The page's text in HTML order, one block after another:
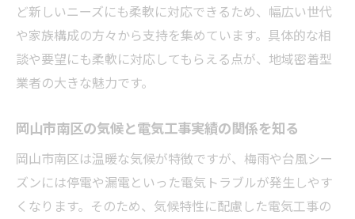
ど新しいニーズにも柔軟に対応できるため、幅広い世代
や家族構成の方々から支持を集めています。具体的な相
談や要望にも柔軟に対応してもらえる点が、地域密着型
業者の大きな魅力です。
岡山市南区の気候と電気工事実績の関係を知る
岡山市南区は温暖な気候が特徴ですが、梅雨や台風シー
ズンには停電や漏電といった電気トラブルが発生しやす
くなります。そのため、気候特性に配慮した電気工事の